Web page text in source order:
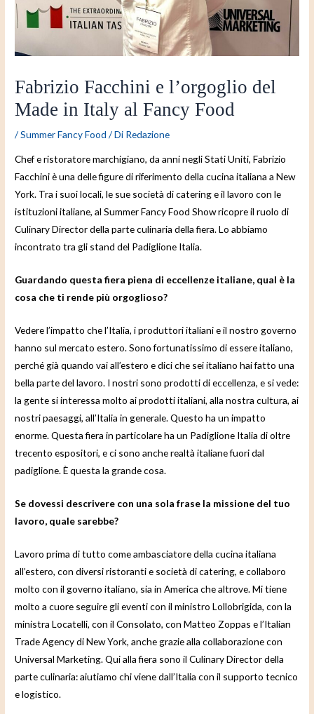
Fabrizio Facchini e l’orgoglio del
Made in Italy al Fancy Food
/Summer Fancy Food / Di Redazione
Chef e ristoratore marchigiano, da anni negli Stati Uniti, Fabrizio
Facchini è una delle figure di riferimento della cucina italiana a New
York. Tra i suoi locali, le sue società di catering e il lavoro con le
istituzioni italiane, al Summer Fancy Food Show ricopre il ruolo di
Culinary Director della parte culinaria della fiera. Lo abbiamo
incontrato tra gli stand del Padiglione Italia.
Guardando questa fiera piena di eccellenze italiane, qual è la
cosa che ti rende più orgoglioso?
Vedere l’impatto che l’Italia, i produttori italiani e il nostro governo
hanno sul mercato estero. Sono fortunatissimo di essere italiano,
perché già quando vai all’estero e dici che sei italiano hai fatto una
bella parte del lavoro. I nostri sono prodotti di eccellenza, e si vede:
la gente si interessa molto ai prodotti italiani, alla nostra cultura, ai
nostri paesaggi, all’Italia in generale. Questo ha un impatto
enorme. Questa fiera in particolare ha un Padiglione Italia di oltre
trecento espositori, e ci sono anche realtà italiane fuori dal
padiglione. È questa la grande cosa.
Se dovessi descrivere con una sola frase la missione del tuo
lavoro, quale sarebbe?
Lavoro prima di tutto come ambasciatore della cucina italiana
all’estero, con diversi ristoranti e società di catering, e collaboro
molto con il governo italiano, sia in America che altrove. Mi tiene
molto a cuore seguire gli eventi con il ministro Lollobrigida, con la
ministra Locatelli, con il Consolato, con Matteo Zoppas e l’Italian
Trade Agency di New York, anche grazie alla collaborazione con
Universal Marketing. Qui alla fiera sono il Culinary Director della
parte culinaria: aiutiamo chi viene dall’Italia con il supporto tecnico
e logistico.